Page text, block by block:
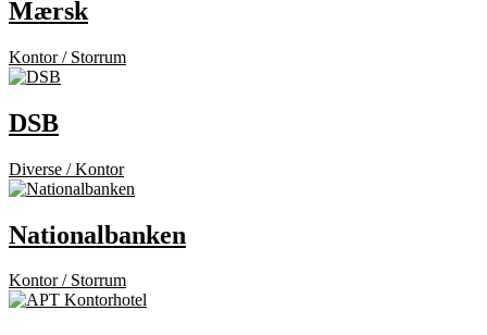
Mærsk
Kontor / Storrum
DSB
Diverse / Kontor
Nationalbanken
Kontor / Storrum